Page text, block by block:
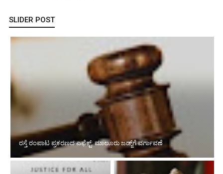
SLIDER POST
ರಸ್ತೆ ರಂಪಾಟ ಪ್ರಕರಣದ ಎಫೆಕ್ಟ್‌: ಮಾಲೂರು ಜಡ್ಜ್‌ಗೆ ವರ್ಗಾವಣೆ